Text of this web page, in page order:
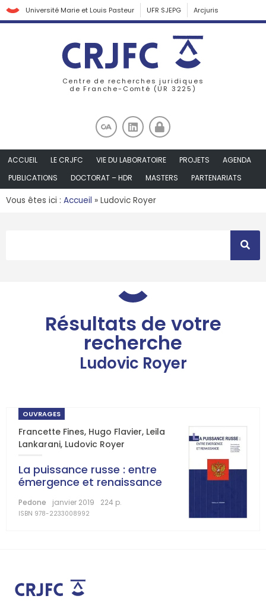
Université Marie et Louis Pasteur UFR SJEPG Arcjuris
Centre de recherches juridiques
de Franche-Comté (UR 3225)
ACCUEIL LE CRJFC VIE DU LABORATOIRE PROJETS
AGENDA
PUBLICATIONS
DOCTORAT – HDR MASTERS PARTENARIATS
Vous êtes ici : Accueil » Ludovic Royer
Résultats de votre
recherche
Ludovic Royer
OUVRAGES
Francette Fines, Hugo Flavier, Leila
Lankarani, Ludovic Royer
La puissance russe : entre
émergence et renaissance
Pedone janvier 2019 224 p.
ISBN 978-2233008992